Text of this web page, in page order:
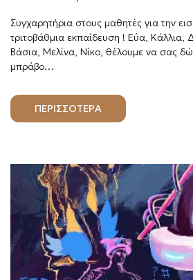
Συγχαρητήρια στους μαθητές για την
τριτοβάθμια εκπαίδευση ! Εύα, Κάλλια,
Βάσια, Μελίνα, Νίκο, θέλουμε να σας
μπράβο…
ΠΕΡΙΣΣΟΤΕΡΑ